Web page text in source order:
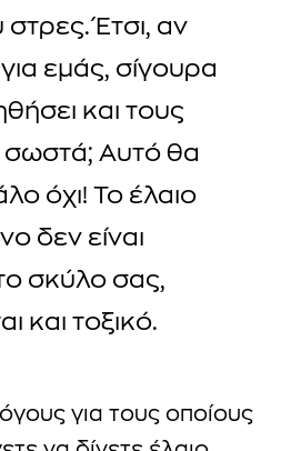
Έτσι, αν
εμάς, σίγουρα
και τους
σωστά; Αυτό θα
όχι! Το έλαιο
δεν είναι
σκύλο σας,
και τοξικό.
για τους οποίους